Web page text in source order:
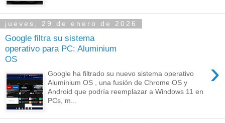
jueves, 29 de enero de 2026
Google filtra su sistema
operativo para PC: Aluminium
OS
›
Google ha filtrado su nuevo sistema operativo
Aluminium OS , una fusión de Chrome OS y
Android que podría reemplazar a Windows 11 en
PCs, m...